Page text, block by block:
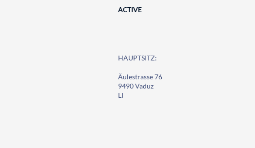
ACTIVE
HAUPTSITZ:
Äulestrasse 76
9490 Vaduz
LI